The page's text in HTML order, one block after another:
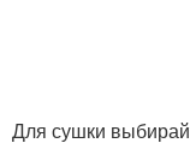
Для сушки